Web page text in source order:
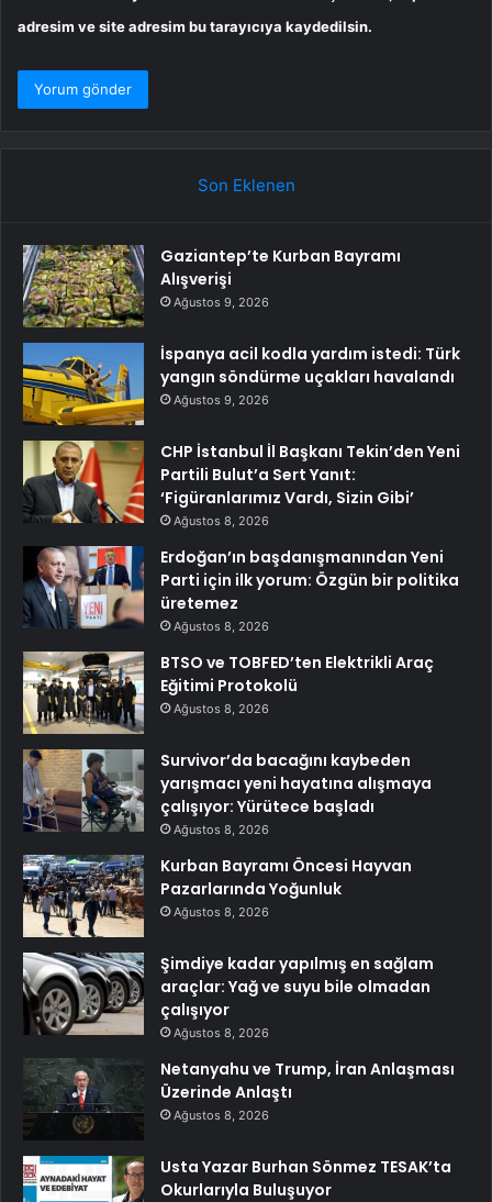
adresim ve site adresim bu tarayıcıya kaydedilsin.
Son Eklenen
Gaziantep’te Kurban Bayramı
Alışverişi
Ağustos 9, 2026
İspanya acil kodla yardım istedi: Türk
yangın söndürme uçakları havalandı
Ağustos 9, 2026
CHP İstanbul İl Başkanı Tekin’den Yeni
Partili Bulut’a Sert Yanıt:
‘Figüranlarımız Vardı, Sizin Gibi’
Ağustos 8, 2026
Erdoğan’ın başdanışmanından Yeni
Parti için ilk yorum: Özgün bir politika
üretemez
Ağustos 8, 2026
BTSO ve TOBFED’ten Elektrikli Araç
Eğitimi Protokolü
Ağustos 8, 2026
Survivor’da bacağını kaybeden
yarışmacı yeni hayatına alışmaya
çalışıyor: Yürütece başladı
Ağustos 8, 2026
Kurban Bayramı Öncesi Hayvan
Pazarlarında Yoğunluk
Ağustos 8, 2026
Şimdiye kadar yapılmış en sağlam
araçlar: Yağ ve suyu bile olmadan
çalışıyor
Ağustos 8, 2026
Netanyahu ve Trump, İran Anlaşması
Üzerinde Anlaştı
Ağustos 8, 2026
Usta Yazar Burhan Sönmez TESAK’ta
Okurlarıyla Buluşuyor